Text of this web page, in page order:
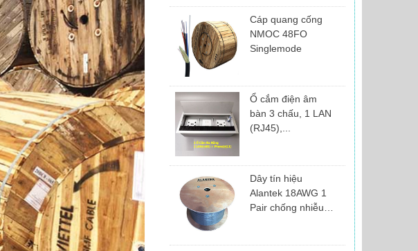
Cáp quang cống
NMOC 48FO
Singlemode
Ổ cắm điện âm
bàn 3 chấu, 1 LAN
(RJ45),...
Dây tín hiệu
Alantek 18AWG 1
Pair chống nhiễu